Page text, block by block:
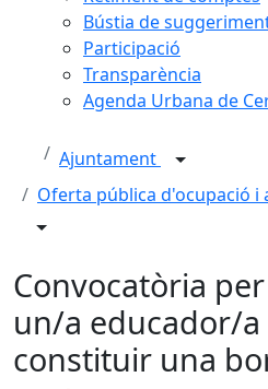
Bústia de
Participació
Transparència
Agenda Urbana de
Ajuntament
Oferta pública d'ocupació i
Convocatòria
un/a educador/a
constituir una